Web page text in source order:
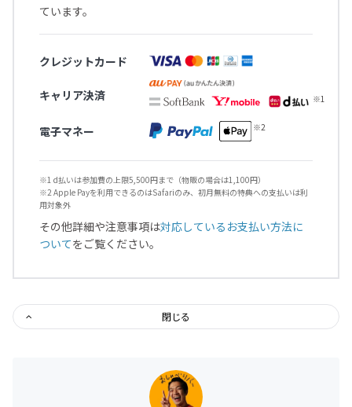
ています。
クレジットカード
キャリア決済
電子マネー
※1 d払いは参加費の上限5,500円まで（物販の場合は1,100円）
※2 Apple Payを利用できるのはSafariのみ、初月無料の特典への支払いは利
用対象外
その他詳細や注意事項は対応しているお支払い方法に
ついてをご覧ください。
閉じる